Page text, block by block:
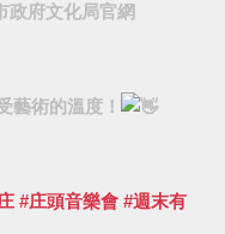
政府文化局官網
藝術的溫度！
#庄頭音樂會 #週末有